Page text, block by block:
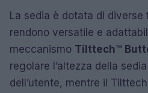
La sedia è dotata di diverse
rendono versatile e
meccanismo Tilttech™
regolare l’altezza della
dell’utente, mentre il